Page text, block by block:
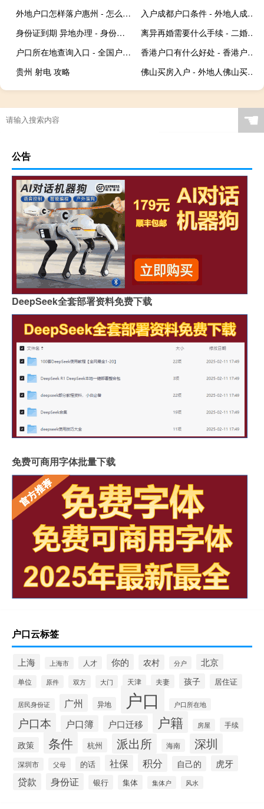
外地户口怎样落户惠州 - 怎么入户惠州户口
入户成都户口条件 - 外地人成都购房条件2020新规
身份证到期 异地办理 - 身份证过期了在异地怎么办理
离异再婚需要什么手续 - 二婚一定要带离婚证吗
户口所在地查询入口 - 全国户籍查询系统官网
香港户口有什么好处 - 香港户口的优缺点
贵州 射电 攻略
佛山买房入户 - 外地人佛山买房入户最新政策
☚
公告
DeepSeek全套部署资料免费下载
免费可商用字体批量下载
户口云标签
上海 上海市 人才 你的 农村 分户 北京
单位 原件 双方 大门 天津 夫妻 孩子 居住证
居民身份证 广州 异地 户口 户口所在地
户口本 户口簿 户口迁移 户籍 房屋 手续
政策 条件 杭州 派出所 海南 深圳
深圳市 父母 的话 社保 积分 自己的 虎牙
贷款 身份证 银行 集体 集体户 风水